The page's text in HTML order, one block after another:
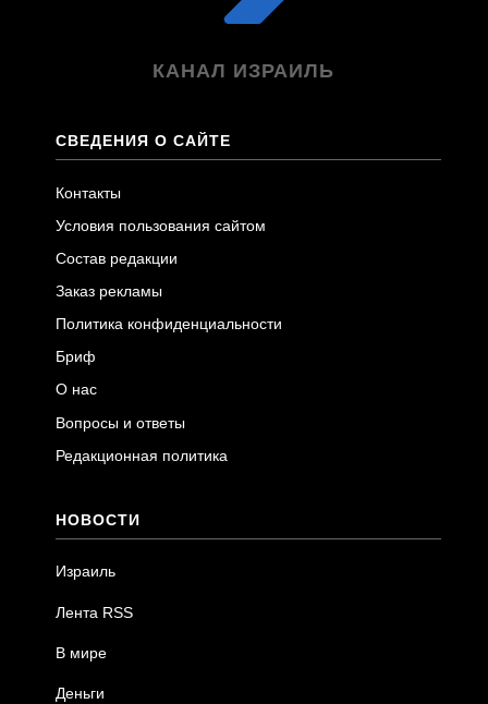
КАНАЛ ИЗРАИЛЬ
СВЕДЕНИЯ О САЙТЕ
Контакты
Условия пользования сайтом
Состав редакции
Заказ рекламы
Политика конфиденциальности
Бриф
О нас
Вопросы и ответы
Редакционная политика
НОВОСТИ
Израиль
Лента RSS
В мире
Деньги